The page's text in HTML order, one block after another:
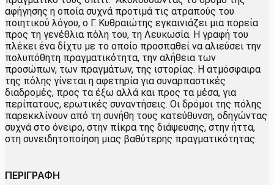
αφήγησης η οποία συχνά προτιμά τις ατραπούς του
ποιητικού λόγου, ο Γ. Κυθραιώτης εγκαινιάζει μια πορεία
προς τη γενέθλια πόλη του, τη Λευκωσία. Η γραφή του
πλέκει ένα δίχτυ με το οποίο προσπαθεί να αλιεύσει την
πολυπόθητη πραγματικότητα, την αλήθεια των
προσώπων, των πραγμάτων, της ιστορίας. Η ατμόσφαιρα
της πόλης γίνεται η αφετηρία για συναρπαστικές
διαδρομές, προς τα έξω αλλά και προς τα μέσα, για
περίπατους, ερωτικές συναντήσεις. Οι δρόμοι της πόλης
παρεκκλίνουν από τη συνήθη τους κατεύθυνση, οδηγώντας
συχνά στο όνειρο, στην πίκρα της διάψευσης, στην ήττα,
στη συνειδητοποίηση μιας βαθύτερης πραγματικότητας.
ΠΕΡΙΓΡΑΦΗ